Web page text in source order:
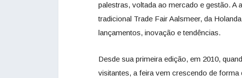
palestras, voltada ao mercado e gestão. A
tradicional Trade Fair Aalsmeer, da
lançamentos, inovação e tendências.
Desde sua primeira edição, em 2010,
visitantes, a feira vem crescendo de